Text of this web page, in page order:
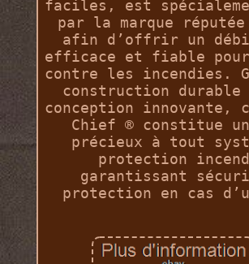
faciles, est
par la marque
afin d’offrir un
efficace et fiable
contre les incendies.
construction
conception innovante,
Chief ® constitue
précieux à tout
protection
garantissant
protection en cas